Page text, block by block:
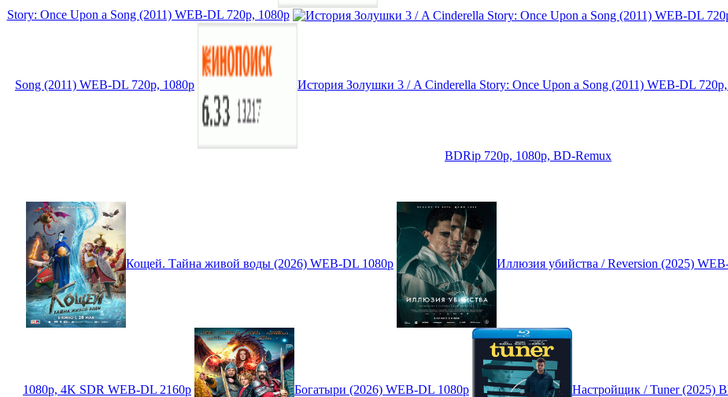
Story: Once Upon a Song (2011) WEB-DL 720p, 1080p
Song (2011) WEB-DL 720p, 1080p История Золушки 3 / A Cinderella Story: Once Upon a Song (2011) WEB-DL
BDRip 720p, 1080p, BD-Remux
Кощей. Тайна живой воды (2026) WEB-DL 1080p Иллюзия убийства / Reversion (2025)
1080p, 4K SDR WEB-DL 2160p Богатыри (2026) WEB-DL 1080p Настройщик / Tuner (2025)